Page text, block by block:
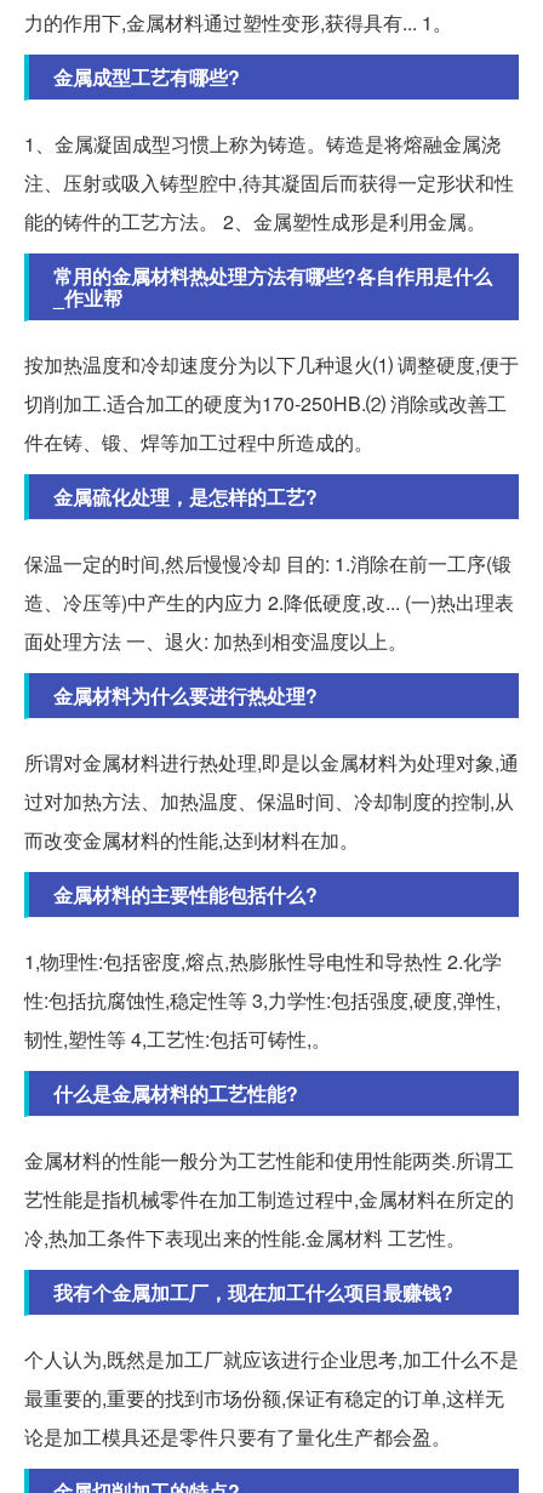
力的作用下,金属材料通过塑性变形,获得具有... 1。
金属成型工艺有哪些?
1、金属凝固成型习惯上称为铸造。铸造是将熔融金属浇
注、压射或吸入铸型腔中,待其凝固后而获得一定形状和性
能的铸件的工艺方法。 2、金属塑性成形是利用金属。
常用的金属材料热处理方法有哪些?各自作用是什么
_作业帮
按加热温度和冷却速度分为以下几种退火⑴ 调整硬度,便于
切削加工.适合加工的硬度为170-250HB.⑵ 消除或改善工
件在铸、锻、焊等加工过程中所造成的。
金属硫化处理，是怎样的工艺?
保温一定的时间,然后慢慢冷却 目的: 1.消除在前一工序(锻
造、冷压等)中产生的内应力 2.降低硬度,改... (一)热出理表
面处理方法 一、退火: 加热到相变温度以上。
金属材料为什么要进行热处理?
所谓对金属材料进行热处理,即是以金属材料为处理对象,通
过对加热方法、加热温度、保温时间、冷却制度的控制,从
而改变金属材料的性能,达到材料在加。
金属材料的主要性能包括什么?
1,物理性:包括密度,熔点,热膨胀性导电性和导热性 2.化学
性:包括抗腐蚀性,稳定性等 3,力学性:包括强度,硬度,弹性,
韧性,塑性等 4,工艺性:包括可铸性,。
什么是金属材料的工艺性能?
金属材料的性能一般分为工艺性能和使用性能两类.所谓工
艺性能是指机械零件在加工制造过程中,金属材料在所定的
冷,热加工条件下表现出来的性能.金属材料 工艺性。
我有个金属加工厂，现在加工什么项目最赚钱?
个人认为,既然是加工厂就应该进行企业思考,加工什么不是
最重要的,重要的找到市场份额,保证有稳定的订单,这样无
论是加工模具还是零件只要有了量化生产都会盈。